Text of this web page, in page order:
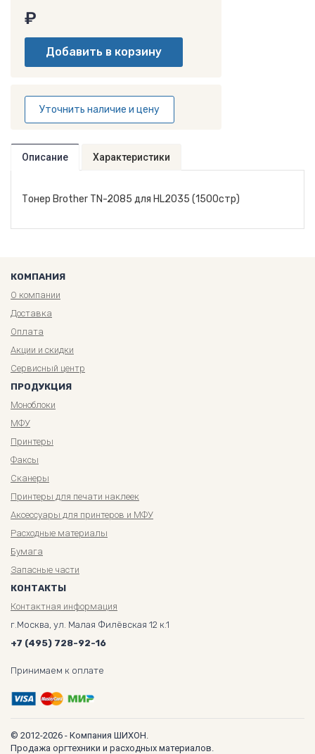
₽
Уточнить наличие и цену
Описание Характеристики
Тонер Brother TN-2085 для HL2035 (1500стр)
КОМПАНИЯ
О компании
Доставка
Оплата
Акции и скидки
Сервисный центр
ПРОДУКЦИЯ
Моноблоки
МФУ
Принтеры
Факсы
Сканеры
Принтеры для печати наклеек
Аксессуары для принтеров и МФУ
Расходные материалы
Бумага
Запасные части
КОНТАКТЫ
Контактная информация
г.Москва, ул. Малая Филёвская 12 к.1
+7 (495) 728-92-16
Принимаем к оплате
© 2012-2026 - Компания ШИХОН.
Продажа оргтехники и расходных материалов.